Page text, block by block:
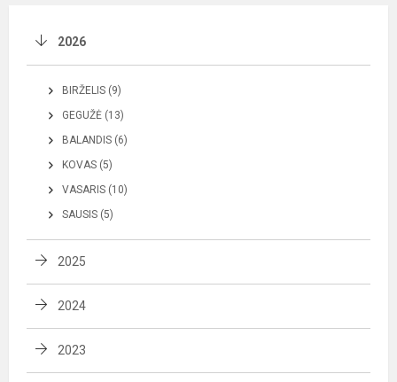
2026
BIRŽELIS (9)
GEGUŽĖ (13)
BALANDIS (6)
KOVAS (5)
VASARIS (10)
SAUSIS (5)
2025
2024
2023